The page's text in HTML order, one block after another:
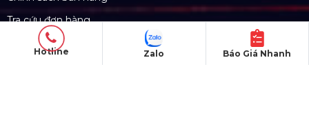
Chính sách thành viên
CHĂM SÓC KHÁCH HÀNG
Hotline Báo Giá Nhanh
Zalo